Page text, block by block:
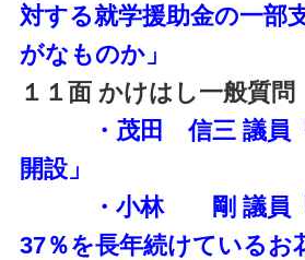
対する就学援助金の一部
がなものか」
１１面 かけはし一般質問
・茂田 信三 議
開設」
・小林 剛 議員「
37％を長年続けているお